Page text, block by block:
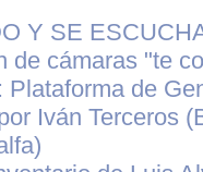
Y SE
de cámaras "te
de
Iván Terceros